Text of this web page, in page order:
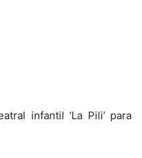
infantil ‘La Pili’ para